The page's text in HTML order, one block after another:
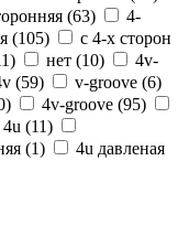
(63)
4-
(105)
с 4-х сторон
) нет (10)
4v-
(59) v-groove (6)
) 4v-groove (95)
4u (11)
(1)
4u давленая